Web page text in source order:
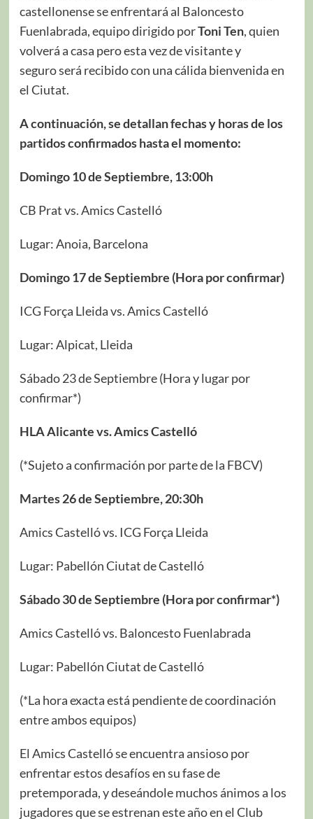
castellonense se enfrentará al Baloncesto
Fuenlabrada, equipo dirigido porToni Ten, quien
volverá a casa pero esta vez de visitante y
seguro será recibido con una cálida bienvenida en
el Ciutat.
A continuación, se detallan fechas y horas de los
partidos confirmados hasta el momento:
Domingo 10 de Septiembre, 13:00h
CB Prat vs. Amics Castelló
Lugar: Anoia, Barcelona
Domingo 17 de Septiembre (Hora por confirmar)
ICG Força Lleida vs. Amics Castelló
Lugar: Alpicat, Lleida
Sábado 23 de Septiembre (Hora y lugar por
confirmar*)
HLA Alicante vs. Amics Castelló
(*Sujeto a confirmación por parte de la FBCV)
Martes 26 de Septiembre, 20:30h
Amics Castelló vs. ICG Força Lleida
Lugar: Pabellón Ciutat de Castelló
Sábado 30 de Septiembre (Hora por confirmar*)
Amics Castelló vs. Baloncesto Fuenlabrada
Lugar: Pabellón Ciutat de Castelló
(*La hora exacta está pendiente de coordinación
entre ambos equipos)
El Amics Castelló se encuentra ansioso por
enfrentar estos desafíos en su fase de
pretemporada, y deseándole muchos ánimos a los
jugadores que se estrenan este año en el Club